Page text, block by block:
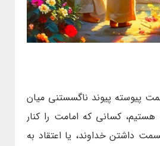
پیوسته پیوند ناگسستنی میان
کسانی که امامت را کنار
داشتن خداوند، یا اعتقاد به